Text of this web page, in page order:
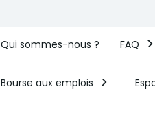
Qui sommes-nous ? FAQ
Bourse aux emplois